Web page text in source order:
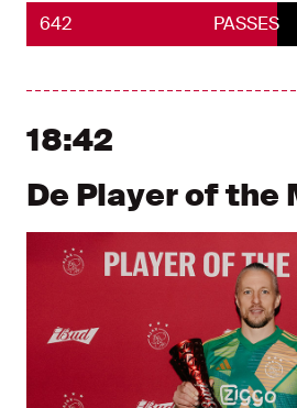
PASSES
Ajax
642
18:42
De Player of the